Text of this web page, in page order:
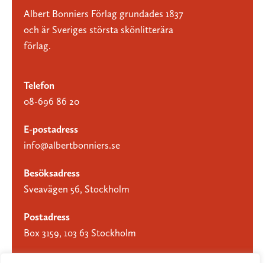
Albert Bonniers Förlag grundades 1837
och är Sveriges största skönlitterära
förlag.
Telefon
08-696 86 20
E-postadress
info@albertbonniers.se
Besöksadress
Sveavägen 56, Stockholm
Postadress
Box 3159, 103 63 Stockholm